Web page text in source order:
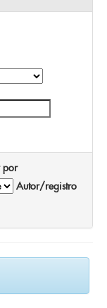
por
Autor/registro